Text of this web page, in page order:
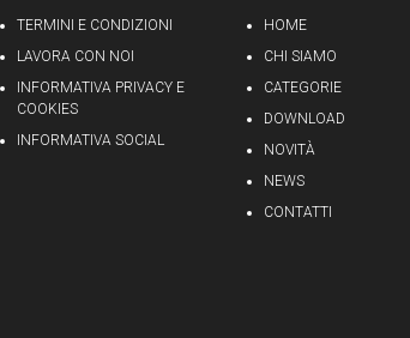
TERMINI E CONDIZIONI
LAVORA CON NOI
INFORMATIVA PRIVACY E
COOKIES
INFORMATIVA SOCIAL
HOME
CHI SIAMO
CATEGORIE
DOWNLOAD
NOVITÀ
NEWS
CONTATTI